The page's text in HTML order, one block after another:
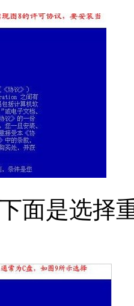
是选择重